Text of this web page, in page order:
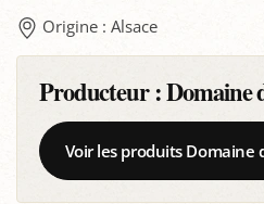
Origine : Alsace
Producteur :Domaine
Voir les produits Domaine